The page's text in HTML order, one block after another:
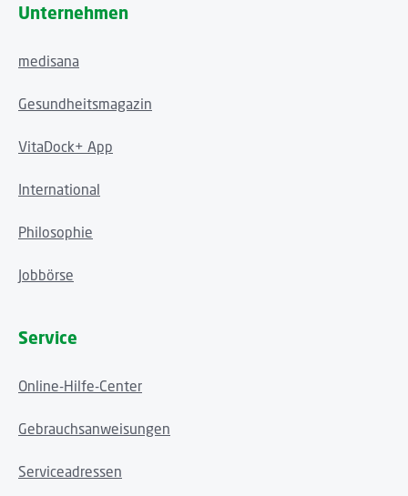
Unternehmen
medisana
Gesundheitsmagazin
VitaDock+ App
International
Philosophie
Jobbörse
Service
Online-Hilfe-Center
Gebrauchsanweisungen
Serviceadressen